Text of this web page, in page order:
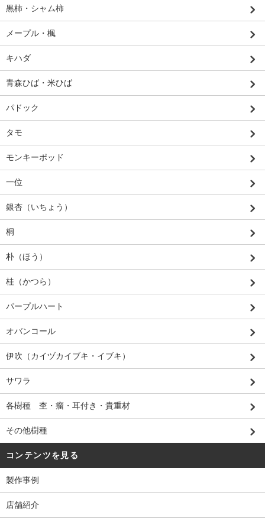
黒柿・シャム柿
メープル・楓
キハダ
青森ひば・米ひば
パドック
タモ
モンキーポッド
一位
銀杏（いちょう）
桐
朴（ほう）
桂（かつら）
パープルハート
オバンコール
伊吹（カイヅカイブキ・イブキ）
サワラ
各樹種 杢・瘤・耳付き・貴重材
その他樹種
コンテンツを見る
製作事例
店舗紹介